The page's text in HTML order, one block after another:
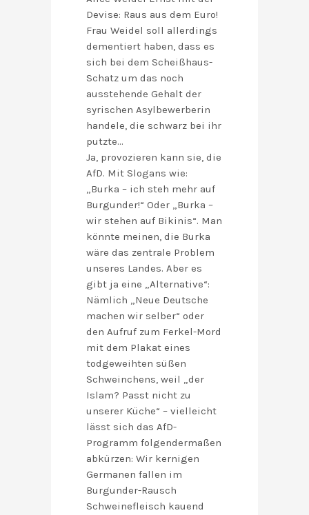
Devise: Raus aus dem Euro!
Frau Weidel soll allerdings
dementiert haben, dass es
sich bei dem Scheißhaus-
Schatz um das noch
ausstehende Gehalt der
syrischen Asylbewerberin
handele, die schwarz bei ihr
putzte…
Ja, provozieren kann sie, die
AfD. Mit Slogans wie:
„Burka – ich steh mehr auf
Burgunder!“ Oder „Burka –
wir stehen auf Bikinis“. Man
könnte meinen, die Burka
wäre das zentrale Problem
unseres Landes. Aber es
gibt ja eine „Alternative“:
Nämlich „Neue Deutsche
machen wir selber“ oder
den Aufruf zum Ferkel-Mord
mit dem Plakat eines
todgeweihten süßen
Schweinchens, weil „der
Islam? Passt nicht zu
unserer Küche“ – vielleicht
lässt sich das AfD-
Programm folgendermaßen
abkürzen: Wir kernigen
Germanen fallen im
Burgunder-Rausch
Schweinefleisch kauend